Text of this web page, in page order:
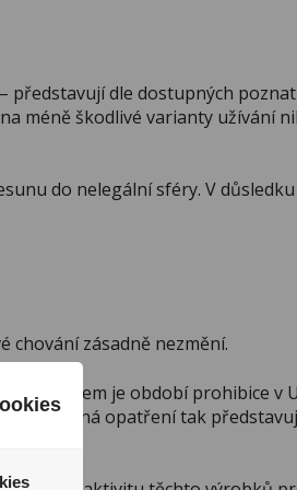
představují dle dostupných
méně škodlivé varianty užívání
do nelegální sféry. V
chování zásadně nezmění.
je období prohibice v
opatření tak